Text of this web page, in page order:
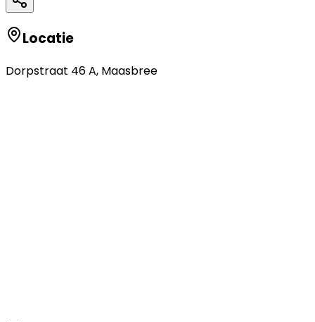
Locatie
Dorpstraat 46 A, Maasbree